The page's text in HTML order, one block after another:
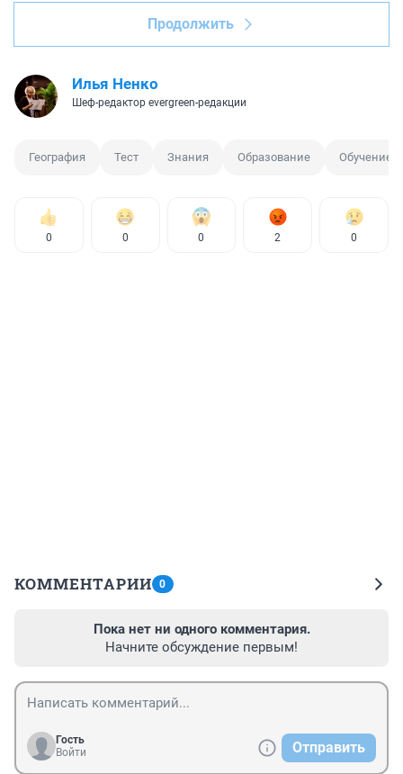
Продолжить
Илья Ненко
Шеф-редактор evergreen-редакции
География Тест Знания Образование Обучение
0 0 0 2 0
КОММЕНТАРИИ 0
Пока нет ни одного комментария.
Начните обсуждение первым!
Гость
Войти
Отправить